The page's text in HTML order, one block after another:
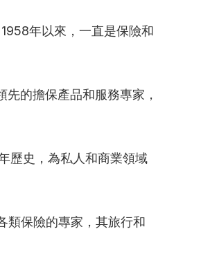
1958年以來，一直是保險和
先的擔保產品和服務專家，
歷史，為私人和商業領域
類保險的專家，其旅行和